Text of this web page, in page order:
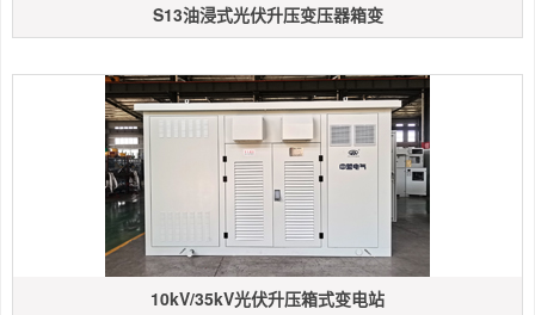
S13油浸式光伏升压变压器箱变
10kV/35kV光伏升压箱式变电站